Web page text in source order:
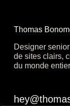
Thomas
Designer
de sites clairs,
du monde